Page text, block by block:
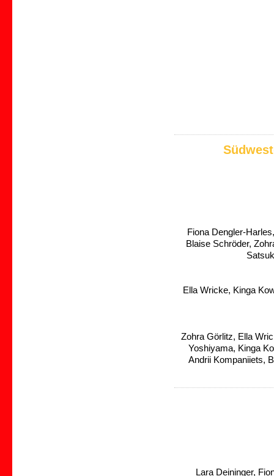
Fiona Dengler-
Blaise Schröder,
Ella Wricke, Kinga
Zohra Görlitz, Ella
Yoshiyama, Kinga
Andrii Kompaniiets,
Lara Deininger,